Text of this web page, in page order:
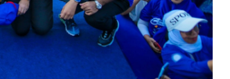
Desak OPD Fokus
pada Program Pro-
Rakyat
19 JULI 2025
14 MARET 2026
BOGOR – Wali Kota
Bogor, Dedie A.
Rachim, menerima